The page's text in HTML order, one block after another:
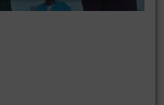
Dieser Service kann